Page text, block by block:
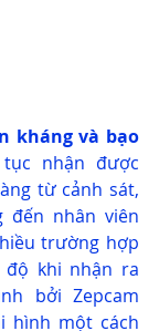
kháng và bạo
nhận được
từ cảnh sát,
đến nhân viên
trường hợp
khi nhận ra
bởi Zepcam
hình một cách